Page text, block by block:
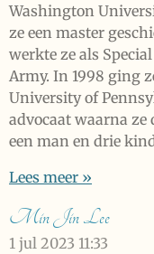
Washington
ze een master
werkte ze als
Army. In 1998 ging
University of
advocaat waarna ze
een man en drie
Lees meer »
Min Jin Lee
1 jul 2023 11:33